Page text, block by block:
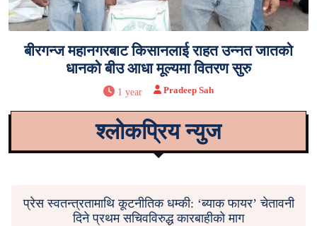
बीरगन्ज महानगरबाट किसानलाई राहत उन्नत जातको
धानको बीउ आधा मूल्यमा वितरण सुरु
1 year Pradeep Sah
श्लोकप्रिय न्युज
प्रेस स्वतन्त्रतामाथि कूटनीतिक धम्की: ‘ब्याक फायर’ चेतावनी
दिने प्रथम सचिवविरुद्ध कारबाहीको माग